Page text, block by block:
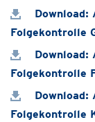
Folgekontrolle
Folgekontrolle
Folgekontrolle